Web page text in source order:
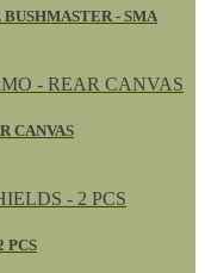
- SMA
CANVAS
PCS